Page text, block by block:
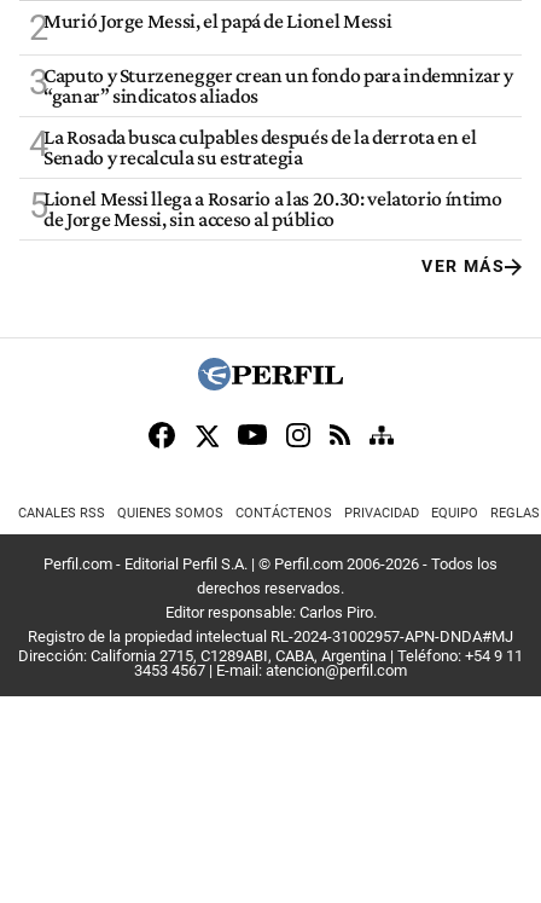
2Murió Jorge Messi, el papá de Lionel Messi
3Caputo y Sturzenegger crean un fondo para indemnizar y
“ganar” sindicatos aliados
4La Rosada busca culpables después de la derrota en el
Senado y recalcula su estrategia
5Lionel Messi llega a Rosario a las 20.30: velatorio íntimo
de Jorge Messi, sin acceso al público
VER MÁS
CANALES RSS QUIENES SOMOS CONTÁCTENOS PRIVACIDAD EQUIPO
Perfil.com - Editorial Perfil S.A. | © Perfil.com 2006-2026 - Todos los
derechos reservados.
Editor responsable: Carlos Piro.
Registro de la propiedad intelectual RL-2024-31002957-APN-DNDA#MJ
Dirección: California 2715, C1289ABI, CABA, Argentina | Teléfono: +54 9 11
3453 4567 | E-mail: atencion@perfil.com